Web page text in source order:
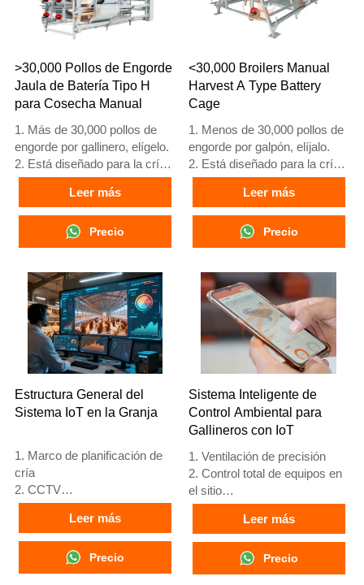
8111199996.
8111199996.
>30,000 Pollos de Engorde
Jaula de Batería Tipo H
para Cosecha Manual
1. Más de 30,000 pollos de
engorde por gallinero, elígelo.
2. Está diseñado para la cría
de pollos de engorde de 1 a
45 días de edad, listos para el
mercado.
3. Su vida útil es de más de
20 años.
inteligente artificial Vcloud,
gabinete de control eléctrico,
equipo automático de bebida,
alimentación y limpieza de
estiércol, cosecha manual.
5. Nuestra recepción en línea
What’sApp es
+8618830120193, +234
Leer más
Precio
<30,000 Broilers Manual
Harvest A Type Battery
Cage
1. Menos de 30,000 pollos de
engorde por galpón, elíjalo.
2. Está diseñado para la cría
de pollos de engorde de 1 a
45 días de edad, listos para el
mercado.
3. Su vida útil es de más de
20 años.
inteligente artificial Vcloud,
gabinete de control eléctrico,
equipo automático de bebida,
alimentación y limpieza de
estiércol, y recolección
24 horas. Números de
WhatsApp: +8618830120193,
+234 8111199996.
Leer más
Precio
Estructura General del
Sistema IoT en la Granja
1. Marco de planificación de
cría
2. CCTV
3. Plataforma digital avícola -
pantalla grande integral
4. Gestión de alarmas
5. Recepción /WhatsApp NO.
: +8618830120193
Leer más
Precio
Sistema Inteligente de
Control Ambiental para
Gallineros con IoT
1. Ventilación de precisión
2. Control total de equipos en
el sitio
3. Sistema de alarma de
autodiagnóstico
4. Hardware de estándar
5. Número de
Leer más
Precio